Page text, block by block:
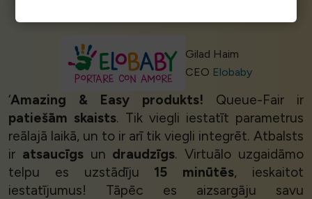
Gilad Haim
CEO Elobaby
‘Amazing & Easy produkts! Queue-Fair ir
patiešām skaists. Tik viegli iestatīt parametrus
reālajā laikā, un to ir arī tik viegli integrēt. Atbalsts
ir atsaucīgsun draudzīgs. Virtuālo uzgaidāmo
telpu es uzstādīju 15 minūtēs, ieskaitot
iestatījumus! Tāpēc es aizsargāju savu